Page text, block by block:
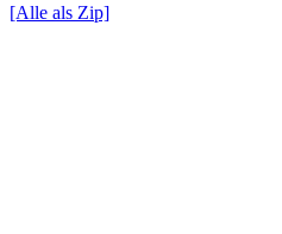
[Alle als Zip]